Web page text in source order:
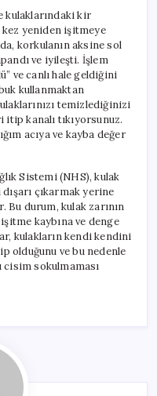
kulaklarındaki kir
kez yeniden işitmeye
korkulanın aksine sol
ve iyileşti. İşlem
ve canlı hale geldiğini
kullanmaktan
temizlediğinizi
kanalı tıkıyorsunuz.
acıya ve kayba değer
Sistemi (NHS), kulak
çıkarmak yerine
durum, kulak zarının
kaybına ve denge
kulakların kendi kendini
olduğunu ve bu nedenle
cisim sokulmaması